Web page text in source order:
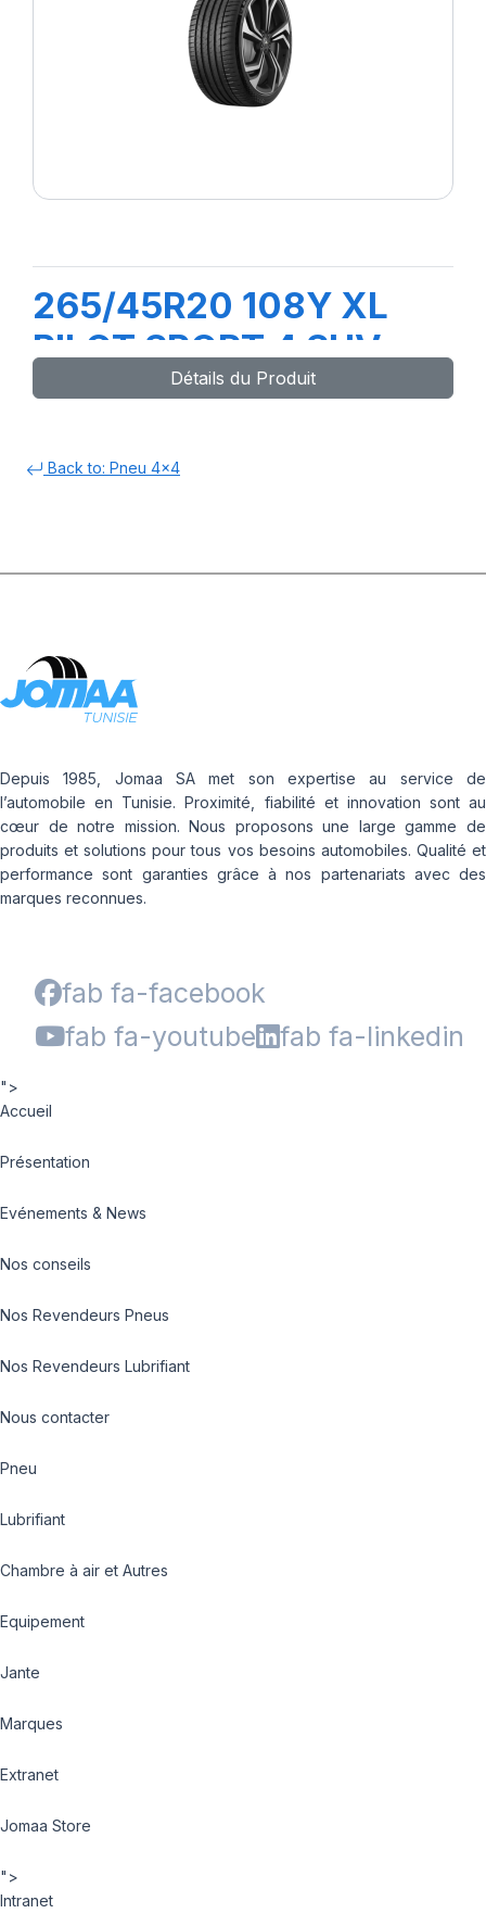
265/45R20 108Y XL
PILOT SPORT 4 SUV
Détails du Produit
Back to: Pneu 4x4
Depuis 1985, Jomaa SA met son expertise au service de
l’automobile en Tunisie. Proximité, fiabilité et innovation sont au
cœur de notre mission. Nous proposons une large gamme de
produits et solutions pour tous vos besoins automobiles. Qualité et
performance sont garanties grâce à nos partenariats avec des
marques reconnues.
fab fa-facebook
fab fa-youtube
fab fa-linkedin
">
Accueil
Présentation
Evénements & News
Nos conseils
Nos Revendeurs Pneus
Nos Revendeurs Lubrifiant
Nous contacter
Pneu
Lubrifiant
Chambre à air et Autres
Equipement
Jante
Marques
Extranet
Jomaa Store
">
Intranet